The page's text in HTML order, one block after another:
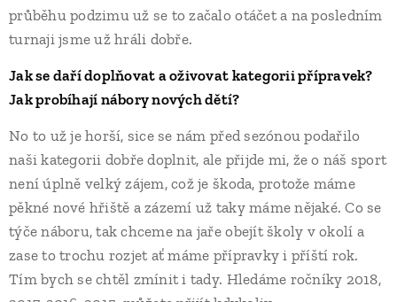
průběhu podzimu už se to začalo otáčet a na posledním
turnaji jsme už hráli dobře.
Jak se daří doplňovat a oživovat kategorii přípravek?
Jak probíhají nábory nových dětí?
No to už je horší, sice se nám před sezónou podařilo
naši kategorii dobře doplnit, ale přijde mi, že o náš sport
není úplně velký zájem, což je škoda, protože máme
pěkné nové hřiště a zázemí už taky máme nějaké. Co se
týče náboru, tak chceme na jaře obejít školy v okolí a
zase to trochu rozjet ať máme přípravky i příští rok.
Tím bych se chtěl zmínit i tady. Hledáme ročníky 2018,